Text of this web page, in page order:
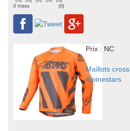
0 Votes (0)
Prix : NC
Maillots cross
Alpinestars